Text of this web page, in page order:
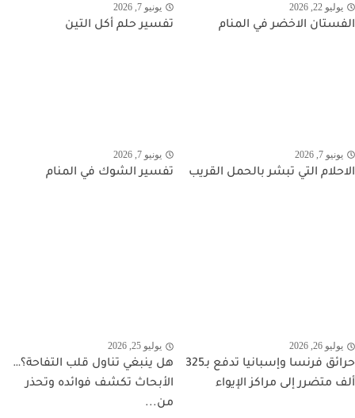
يوليو 22, 2026
الفستان الاخضر في المنام
يونيو 7, 2026
تفسير حلم أكل التين
يونيو 7, 2026
الاحلام التي تبشر بالحمل القريب
يونيو 7, 2026
تفسير الشوك في المنام
يوليو 26, 2026
حرائق فرنسا وإسبانيا تدفع بـ325
ألف متضرر إلى مراكز الإيواء
يوليو 25, 2026
هل ينبغي تناول قلب التفاحة؟…
الأبحاث تكشف فوائده وتحذر
من...